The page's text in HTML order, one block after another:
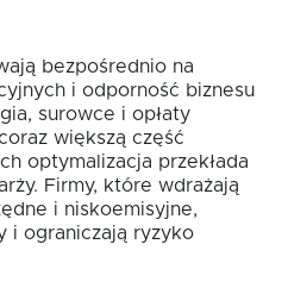
bezpośrednio na
i odporność biznesu
surowce i opłaty
większą część
optymalizacja przekłada
Firmy, które wdrażają
i niskoemisyjne,
i ograniczają ryzyko